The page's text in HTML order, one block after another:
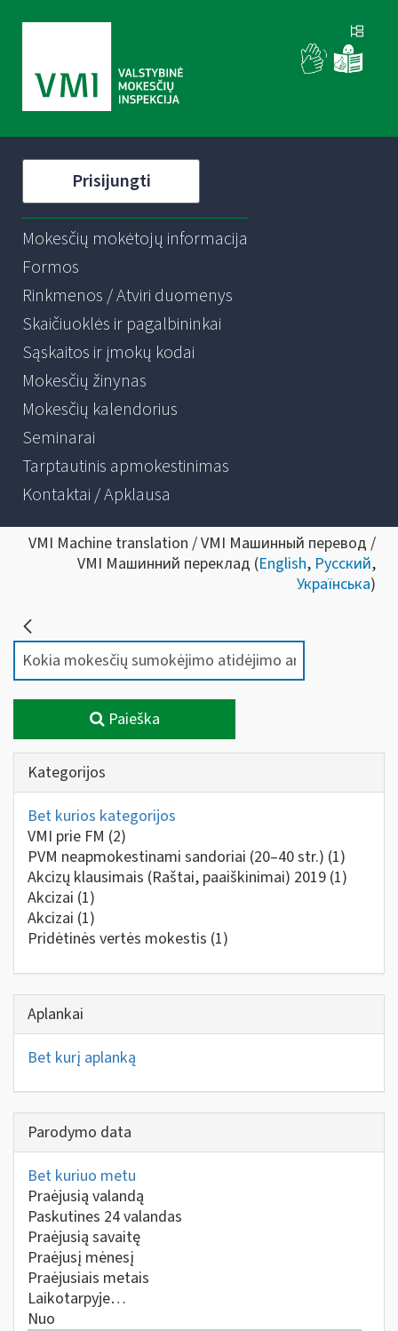
Prisijungti
Mokesčių mokėtojų informacija
Formos
Rinkmenos / Atviri duomenys
Skaičiuoklės ir pagalbininkai
Sąskaitos ir įmokų kodai
Mokesčių žinynas
Mokesčių kalendorius
Seminarai
Tarptautinis apmokestinimas
Kontaktai / Apklausa
VMI Machine translation / VMI Машинный перевод /
VMI Машинний переклад (English, Русский,
Українська)
Paieška
Kategorijos
Bet kurios kategorijos
VMI prie FM (2)
PVM neapmokestinami sandoriai (20–40 str.) (1)
Akcizų klausimais (Raštai, paaiškinimai) 2019 (1)
Akcizai (1)
Akcizai (1)
Pridėtinės vertės mokestis (1)
Aplankai
Bet kurį aplanką
Parodymo data
Bet kuriuo metu
Praėjusią valandą
Paskutines 24 valandas
Praėjusią savaitę
Praėjusį mėnesį
Praėjusiais metais
Laikotarpyje…
Nuo